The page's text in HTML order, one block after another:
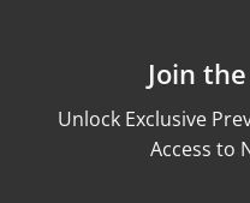
Join
Unlock Exclusive
Access to